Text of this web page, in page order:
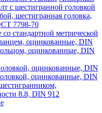
с шестигранной головкой
шестигранная головка,
7798-70
стандартной метрической
оцинкованные, DIN
оцинкованные, DIN
оцинкованные, DIN
оцинкованные, DIN
8.8, DIN 912